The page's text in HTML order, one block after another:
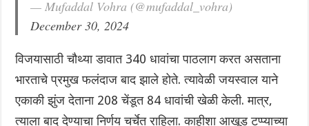
— Mufaddal Vohra (@mufaddal_vohra)
December 30, 2024
विजयासाठी चौथ्या डावात 340 धावांचा पाठलाग करत असताना
भारताचे प्रमुख फलंदाज बाद झाले होते. त्यावेळी जयस्वाल याने
एकाकी झुंज देताना 208 चेंडूत 84 धावांची खेळी केली. मात्र,
त्याला बाद देण्याचा निर्णय चर्चेत राहिला. काहीशा आखूड टप्प्याच्या